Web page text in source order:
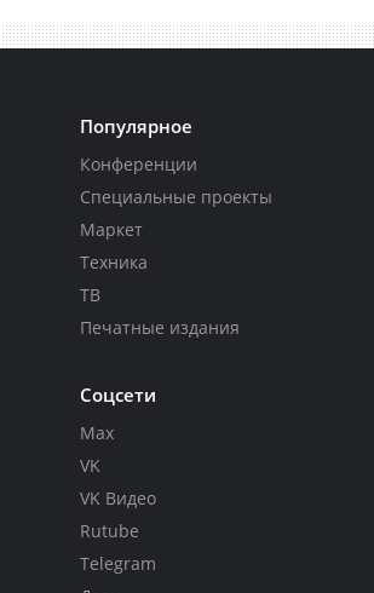
Популярное
Конференции
Специальные проекты
Маркет
Техника
ТВ
Печатные издания
Соцсети
Max
VK
VK Видео
Rutube
Telegram